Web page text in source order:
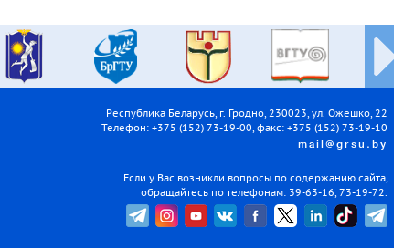
Республика Беларусь, г. Гродно, 230023, ул. Ожешко, 22
Телефон: +375 (152) 73-19-00, факс: +375 (152) 73-19-10
mail@grsu.by
Если у Вас возникли вопросы по содержанию сайта,
обращайтесь по телефонам: 39-63-16, 73-19-72.